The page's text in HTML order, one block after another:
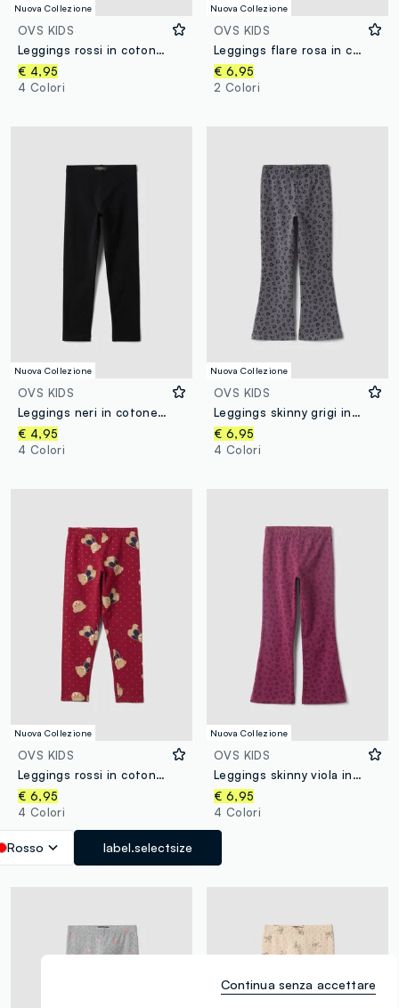
Nuova Collezione
OVS KIDS
Leggings rossi in cotone organico elasticizzato skinny per bambina
€ 4,95
4 Colori
Nuova Collezione
OVS KIDS
Leggings flare rosa in cotone elasticizzato
€ 6,95
2 Colori
Nuova Collezione
OVS KIDS
Leggings neri in cotone organico elasticizzato skinny per bambina
€ 4,95
4 Colori
Nuova Collezione
OVS KIDS
Leggings skinny grigi in cotone organico con stampa di cuori per bambina
€ 6,95
4 Colori
Nuova Collezione
OVS KIDS
Leggings rossi in cotone organico elasticizzato con stampa orsetti per bambina
€ 6,95
4 Colori
Rosso label.selectsize
Nuova Collezione
OVS KIDS
Leggings skinny viola in cotone organico con stampa di cuori per bambina
€ 6,95
4 Colori
Continua senza accettare